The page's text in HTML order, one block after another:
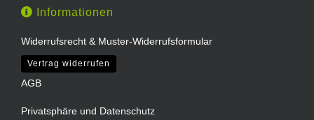
Informationen
Widerrufsrecht & Muster-Widerrufsformular
Vertrag widerrufen
AGB
Privatsphäre und Datenschutz